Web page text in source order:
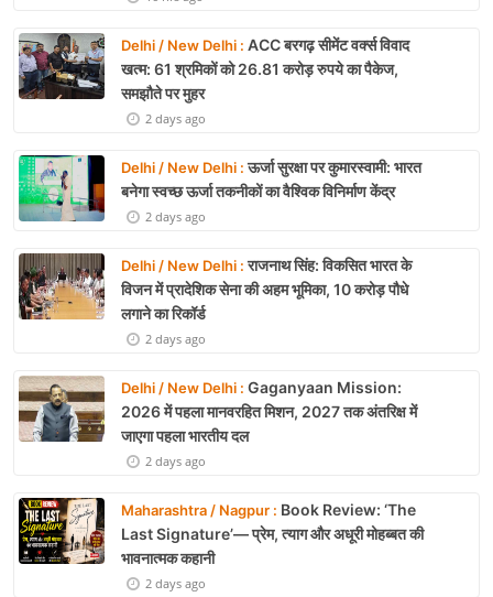
Delhi / New Delhi : ACC बरगढ़ सीमेंट वर्क्स विवाद
खत्म: 61 श्रमिकों को 26.81 करोड़ रुपये का पैकेज,
समझौते पर मुहर
2 days ago
Delhi / New Delhi :ऊर्जा सुरक्षा पर कुमारस्वामी: भारत
बनेगा स्वच्छ ऊर्जा तकनीकों का वैश्विक विनिर्माण केंद्र
2 days ago
Delhi / New Delhi :राजनाथ सिंह: विकसित भारत के
विजन में प्रादेशिक सेना की अहम भूमिका, 10 करोड़ पौधे
लगाने का रिकॉर्ड
2 days ago
Delhi / New Delhi : Gaganyaan Mission:
2026 में पहला मानवरहित मिशन, 2027 तक अंतरिक्ष में
जाएगा पहला भारतीय दल
2 days ago
Maharashtra / Nagpur : Book Review: ‘The
Last Signature’— प्रेम, त्याग और अधूरी मोहब्बत की
भावनात्मक कहानी
2 days ago